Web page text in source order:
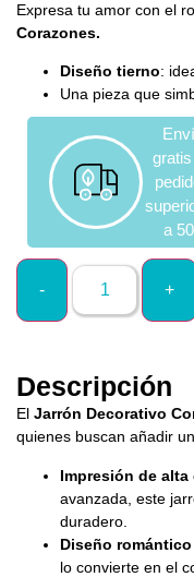
Expresa tu amor con el
Corazones.
Diseño tierno:
Una pieza que
a
Descripción
El Jarrón Decorativo
quienes buscan añadir
Impresión de alta
avanzada, este
duradero.
Diseño
lo convierte en el